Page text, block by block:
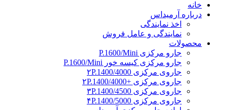
خانه
درباره آرمیداس
اخذ نمایندگی
نمایندگی و عامل فروش
محصولات
جارو مرکزی P.1600/Mini
جارو مرکزی کیسه خور P.1600/Mini
جاروی مرکزی ۲P.1400/4000
جاروی مرکزی +۲P.1400/4000
جاروی مرکزی ۳P.1400/4500
جاروی مرکزی ۴P.1400/5000